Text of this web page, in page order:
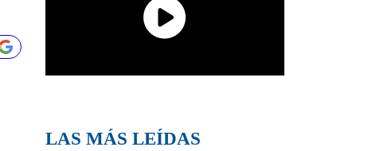
LAS MÁS LEÍDAS